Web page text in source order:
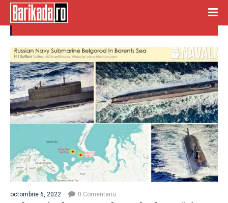
arma apocalipsei
octombrie 6, 2022 0 Comentariu